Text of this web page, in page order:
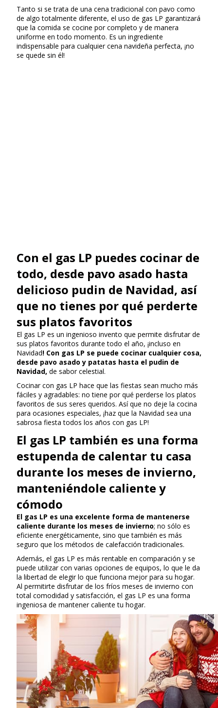
Tanto si se trata de una cena tradicional con pavo como
de algo totalmente diferente, el uso de gas LP garantizará
que la comida se cocine por completo y de manera
uniforme en todo momento. Es un ingrediente
indispensable para cualquier cena navideña perfecta, ¡no
se quede sin él!
Con el gas LP puedes cocinar de
todo, desde pavo asado hasta
delicioso pudin de Navidad, así
que no tienes por qué perderte
sus platos favoritos
El gas LP es un ingenioso invento que permite disfrutar de
sus platos favoritos durante todo el año, ¡incluso en
Navidad! Con gas LP se puede cocinar cualquier cosa,
desde pavo asado y patatas hasta el pudin de
Navidad, de sabor celestial.
Cocinar con gas LP hace que las fiestas sean mucho más
fáciles y agradables: no tiene por qué perderse los platos
favoritos de sus seres queridos. Así que no deje la cocina
para ocasiones especiales, ¡haz que la Navidad sea una
sabrosa fiesta todos los años con gas LP!
El gas LP también es una forma
estupenda de calentar tu casa
durante los meses de invierno,
manteniéndole caliente y
cómodo
El gas LP es una excelente forma de mantenerse
caliente durante los meses de invierno; no sólo es
eficiente energéticamente, sino que también es más
seguro que los métodos de calefacción tradicionales.
Además, el gas LP es más rentable en comparación y se
puede utilizar con varias opciones de equipos, lo que le da
la libertad de elegir lo que funciona mejor para su hogar.
Al permitirte disfrutar de los fríos meses de invierno con
total comodidad y satisfacción, el gas LP es una forma
ingeniosa de mantener caliente tu hogar.